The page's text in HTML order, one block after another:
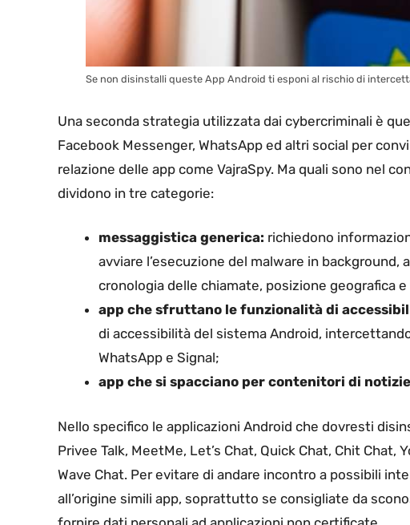
Se non disinstalli queste App Android ti esponi al rischio di
Una seconda strategia utilizzata dai cybercriminali è
Facebook Messenger, WhatsApp ed altri social per
relazione delle app come VajraSpy. Ma quali sono nel
dividono in tre categorie:
messaggistica generica: richiedono
avviare l’esecuzione del malware in
cronologia delle chiamate, posizione geografica e
app che sfruttano le funzionalità di
di accessibilità del sistema Android,
WhatsApp e Signal;
app che si spacciano per contenitori di
Nello specifico le applicazioni Android che dovresti
Privee Talk, MeetMe, Let’s Chat, Quick Chat, Chit Chat,
Wave Chat. Per evitare di andare incontro a possibili
all’origine simili app, soprattutto se consigliate da